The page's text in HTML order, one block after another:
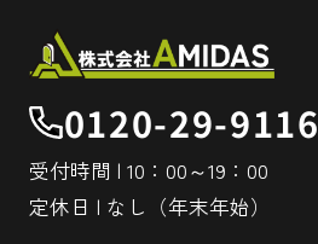
0120-29-9116
受付時間 | 10：00～19：00
定休日 | なし（年末年始）